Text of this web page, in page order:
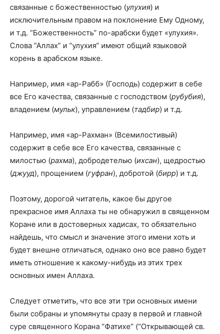
связанные с божественностью (улухия) и
исключительным правом на поклонение Ему Одному,
и т.д. “Божественность” по-арабски будет «улухия».
Слова “Аллах” и “улухия” имеют общий языковой
корень в арабском языке.
Например, имя «ар-Рабб» (Господь) содержит в себе
все Его качества, связанные с господством (рубубия),
владением (мульк), управлением (тадбир) и т.д.
Например, имя «ар-Рахман» (Всемилостивый)
содержит в себе все Его качества, связанные с
милостью (рахма), добродетелью (ихсан), щедростью
(джууд), прощением (гуфран), добротой (бирр) и т.д.
Поэтому, дорогой читатель, какое бы другое
прекрасное имя Аллаха ты не обнаружил в священном
Коране или в достоверных хадисах, то обязательно
найдешь, что смысл и значение этого имени хоть и
будет внешне отличаться, однако оно все равно будет
иметь отношение к какому-нибудь из этих трех
основных имен Аллаха.
Следует отметить, что все эти три основных имени
были собраны и упомянуты сразу в первой и главной
суре священного Корана “Фатихе” (“Открывающей св.